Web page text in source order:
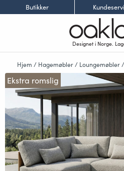
Butikker
Designet i Norge.
Hjem / Hagemøbler/ Loungemøbler/
Ekstra romslig